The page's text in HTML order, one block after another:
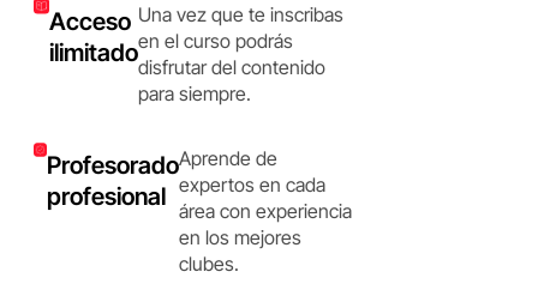
Acceso
ilimitado
Una vez que te inscribas
en el curso podrás
disfrutar del contenido
para siempre.
Profesorado
profesional
Aprende de
expertos en cada
área con experiencia
en los mejores
clubes.